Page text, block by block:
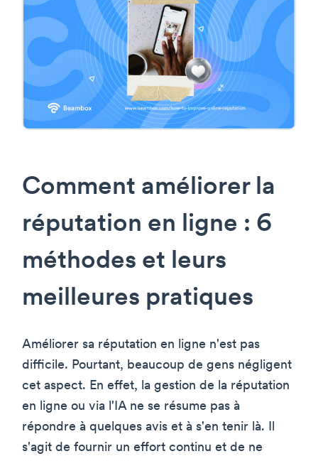
Comment améliorer la
réputation en ligne : 6
méthodes et leurs
meilleures pratiques
Améliorer sa réputation en ligne n'est pas
difficile. Pourtant, beaucoup de gens négligent
cet aspect. En effet, la gestion de la réputation
en ligne ou via l'IA ne se résume pas à
répondre à quelques avis et à s'en tenir là. Il
s'agit de fournir un effort continu et de ne